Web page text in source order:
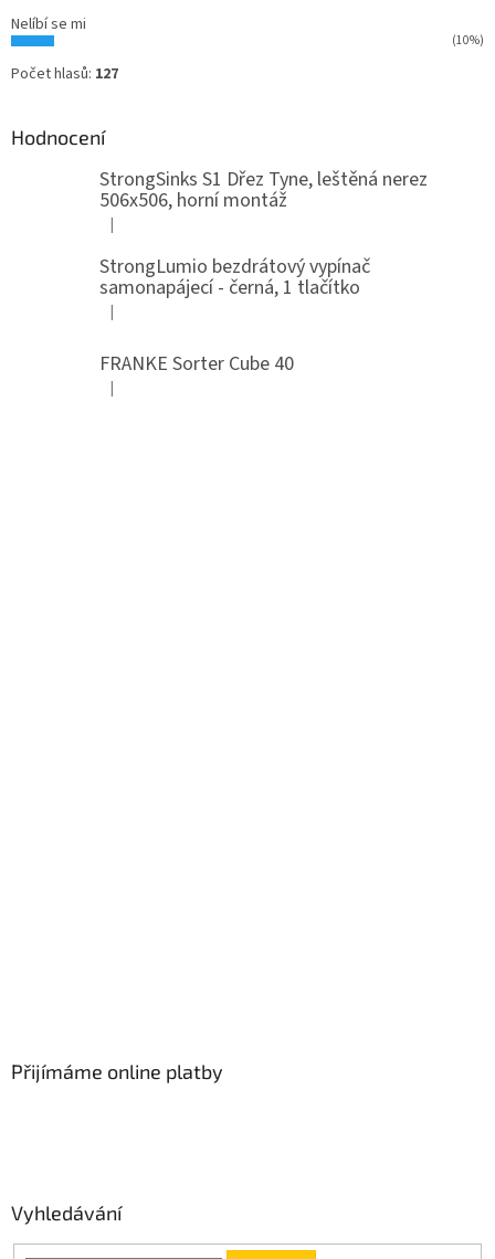
Nelíbí se mi
(10%)
Počet hlasů: 127
Hodnocení
StrongSinks S1 Dřez Tyne, leštěná nerez
506x506, horní montáž
Hodnocení produktu je 5 z 5 hvězdiček.
|
StrongLumio bezdrátový vypínač
samonapájecí - černá, 1 tlačítko
Hodnocení produktu je 4 z 5 hvězdiček.
|
FRANKE Sorter Cube 40
Hodnocení produktu je 3 z 5 hvězdiček.
|
Přijímáme online platby
Vyhledávání